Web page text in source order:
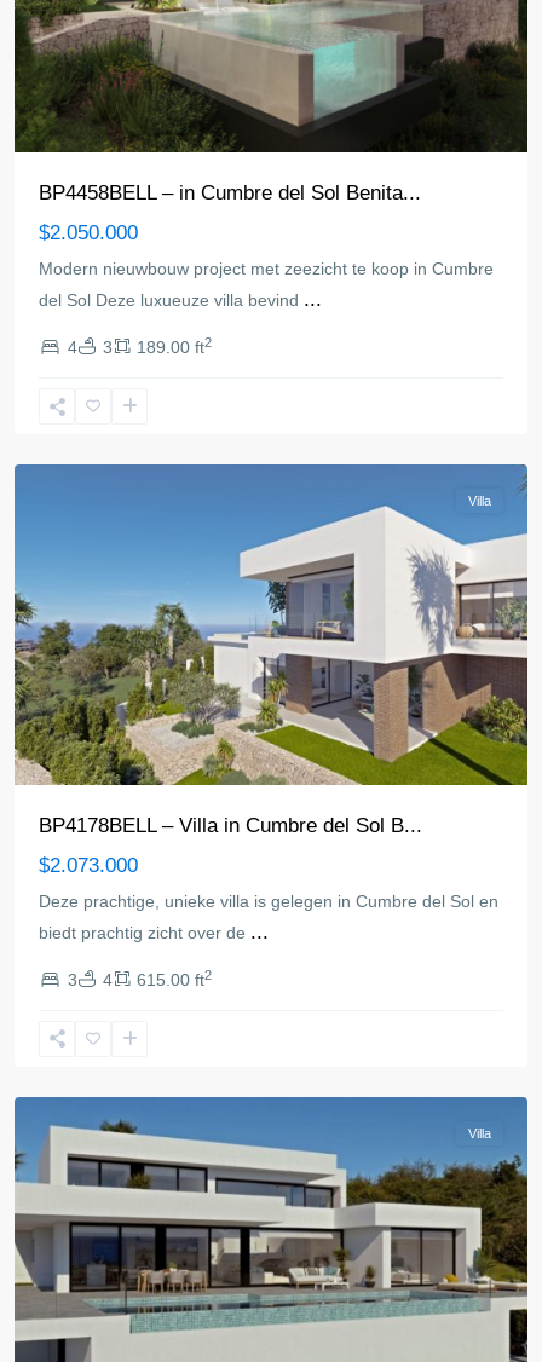
BP4458BELL – in Cumbre del Sol Benita...
$2.050.000
Modern nieuwbouw project met zeezicht te koop in Cumbre
del Sol Deze luxueuze villa bevind ...
4 3 189.00 ft2
Villa
BP4178BELL – Villa in Cumbre del Sol B...
$2.073.000
Deze prachtige, unieke villa is gelegen in Cumbre del Sol en
biedt prachtig zicht over de ...
3 4 615.00 ft2
Villa